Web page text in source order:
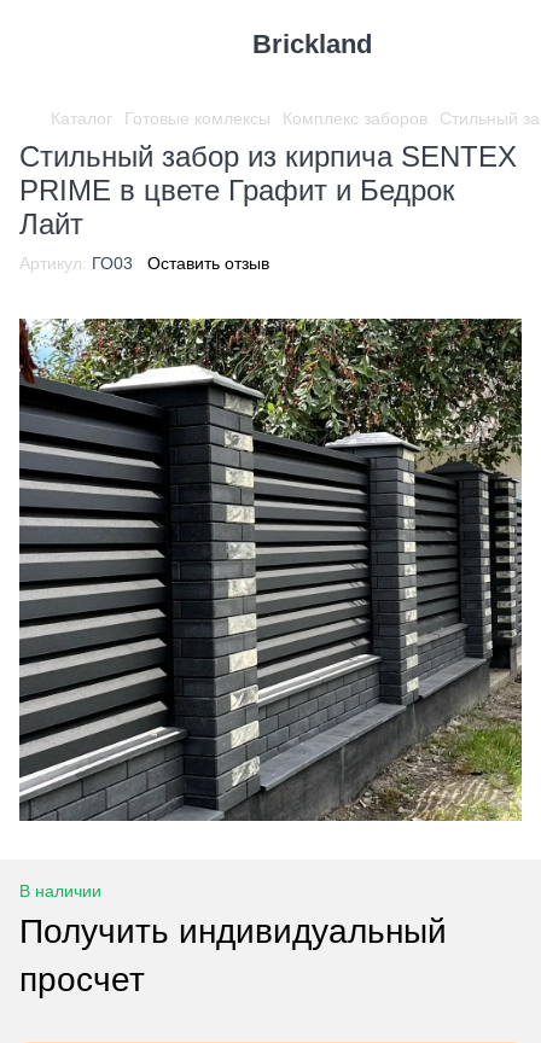
Brickland
Каталог Готовые комлексы Комплекс заборов Стильный
Стильный забор из кирпича SENTEX
PRIME в цвете Графит и Бедрок
Лайт
Артикул: ГО03 Оставить отзыв
В наличии
Получить индивидуальный
просчет